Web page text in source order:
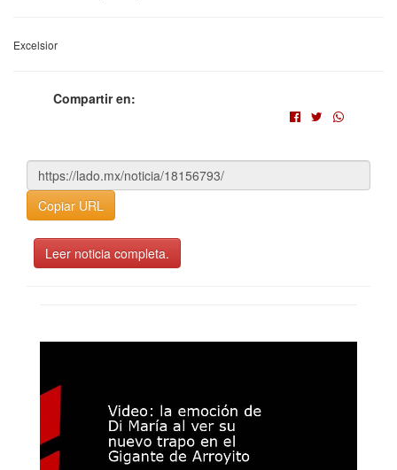
Excelsior
Compartir en:
Copiar URL
Leer noticia completa.